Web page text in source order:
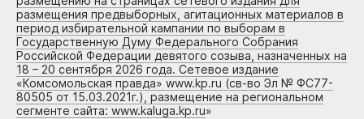
размещения предвыборных, агитационных материалов в
период избирательной кампании по выборам в
Государственную Думу Федерального Собрания
Российской Федерации девятого созыва, назначенных на
18 – 20 сентября 2026 года. Сетевое издание
«Комсомольская правда» www.kp.ru (св-во Эл № ФС77-
80505 от 15.03.2021г.), размещение на региональном
сегменте сайта: www.kaluga.kp.ru»